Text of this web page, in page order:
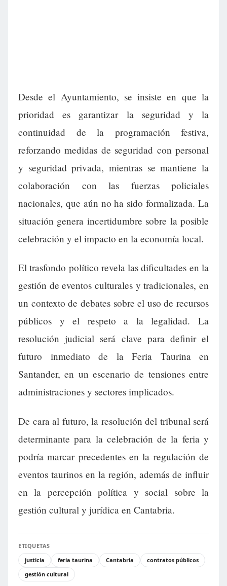
Desde el Ayuntamiento, se insiste en que la
prioridad es garantizar la seguridad y la
continuidad de la programación festiva,
reforzando medidas de seguridad con personal
y seguridad privada, mientras se mantiene la
colaboración con las fuerzas policiales
nacionales, que aún no ha sido formalizada. La
situación genera incertidumbre sobre la posible
celebración y el impacto en la economía local.
El trasfondo político revela las dificultades en la
gestión de eventos culturales y tradicionales, en
un contexto de debates sobre el uso de recursos
públicos y el respeto a la legalidad. La
resolución judicial será clave para definir el
futuro inmediato de la Feria Taurina en
Santander, en un escenario de tensiones entre
administraciones y sectores implicados.
De cara al futuro, la resolución del tribunal será
determinante para la celebración de la feria y
podría marcar precedentes en la regulación de
eventos taurinos en la región, además de influir
en la percepción política y social sobre la
gestión cultural y jurídica en Cantabria.
ETIQUETAS
justicia
feria taurina Cantabria
contratos públicos
gestión cultural